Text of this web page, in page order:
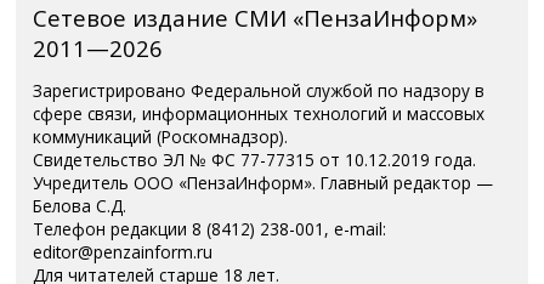
Сетевое издание СМИ «ПензаИнформ»
2011—2026
Зарегистрировано Федеральной службой по надзору в
сфере связи, информационных технологий и массовых
коммуникаций (Роскомнадзор).
Свидетельство ЭЛ № ФС 77-77315 от 10.12.2019 года.
Учредитель ООО «ПензаИнформ». Главный редактор —
Белова С.Д.
Телефон редакции 8 (8412) 238-001, e-mail:
editor@penzainform.ru
Для читателей старше 18 лет.